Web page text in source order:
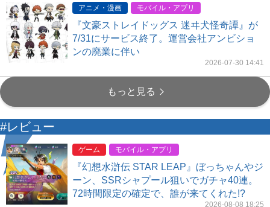
アニメ・漫画 モバイル・アプリ
『文豪ストレイドッグス 迷ヰ犬怪奇譚』が
7/31にサービス終了。運営会社アンビショ
ンの廃業に伴い
2026-07-30 14:41
もっと見る
#レビュー
ゲーム モバイル・アプリ
『幻想水滸伝 STAR LEAP』ぼっちゃんやジ
ーン、SSRシャプール狙いでガチャ40連。
72時間限定の確定で、誰が来てくれた!?
2026-08-08 18:25